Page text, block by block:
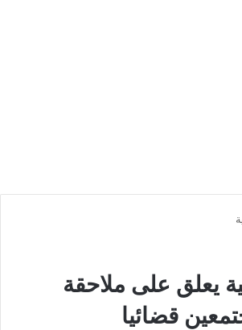
يعلق على ملاحقة
قضائيا